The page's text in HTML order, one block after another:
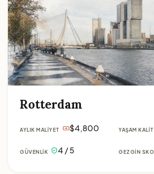
Rotterdam
AYLIK MALIYET $4,800 YAŞAM
GÜVENLIK 4 / 5 GEZGIN